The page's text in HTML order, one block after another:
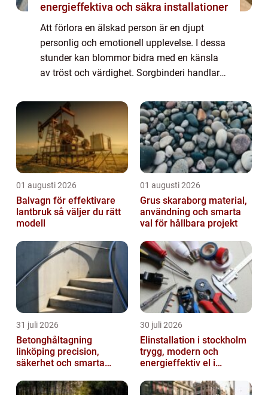
energieffektiva och säkra installationer
Att förlora en älskad person är en djupt
personlig och emotionell upplevelse. I dessa
stunder kan blommor bidra med en känsla
av tröst och värdighet. Sorgbinderi handlar
som hedra...
01 augusti 2026
Balvagn för effektivare
lantbruk så väljer du rätt
modell
01 augusti 2026
Grus skaraborg material,
användning och smarta
val för hållbara projekt
31 juli 2026
Betonghåltagning
linköping precision,
säkerhet och smarta
30 juli 2026
Elinstallation i stockholm
trygg, modern och
energieffektiv el i